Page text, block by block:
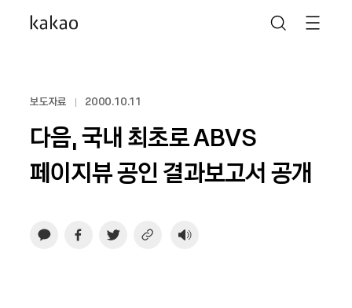
보도자료 2000.10.11
다음, 국내 최초로 ABVS
페이지뷰 공인 결과보고서 공개